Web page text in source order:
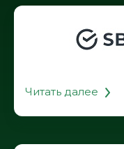
Читать далее